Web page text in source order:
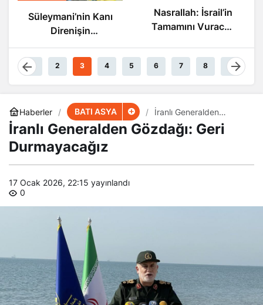
Kanı
Direnişin
Damarlarında
Akıyor
Nasrallah: İsrail’in
Tamamını Vuracak
1 2 3 4 5 6 7 8 9
Haberler BATI ASYA
İranlı Generalden
Gözdağı: Geri
Durmayacağız
İranlı Generalden Gözdağı: Geri
Durmayacağız
17 Ocak 2026, 22:15 yayınlandı
0